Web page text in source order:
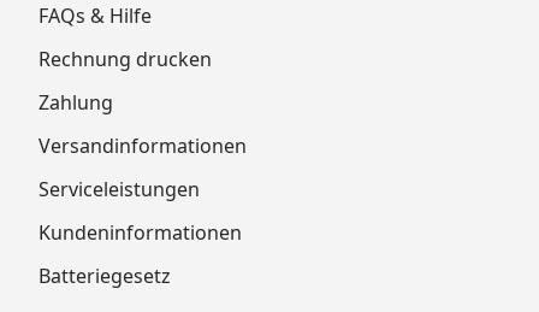
FAQs & Hilfe
Rechnung drucken
Zahlung
Versandinformationen
Serviceleistungen
Kundeninformationen
Batteriegesetz